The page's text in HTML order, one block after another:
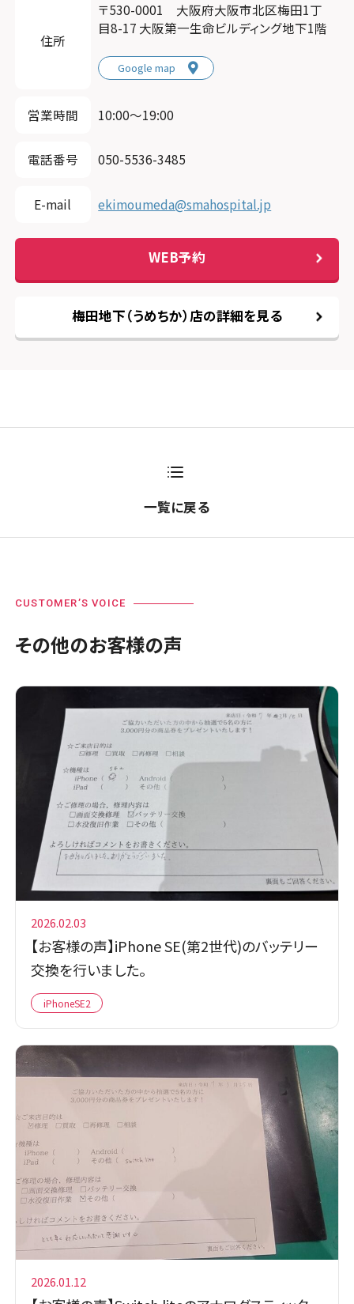
住所
〒530-0001 大阪府大阪市北区梅田1丁
目8-17 大阪第一生命ビルディング地下1階
Google map
営業時間 10:00〜19:00
電話番号 050-5536-3485
E-mail ekimoumeda@smahospital.jp
WEB予約
梅田地下（うめちか）店の詳細を見る
一覧に戻る
CUSTOMER’S VOICE
その他のお客様の声
2026.02.03
【お客様の声】iPhone SE(第2世代)のバッテリー
交換を行いました。
iPhoneSE2
2026.01.12